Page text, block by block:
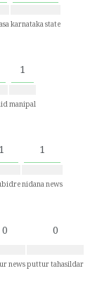
karnataka state
1
manipal
1 1
nidana news
0
news
0
puttur tahasildar